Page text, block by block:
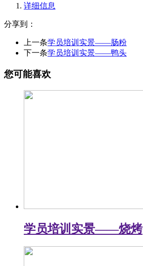
详细信息
分享到：
上一条学员培训实景——肠粉
下一条学员培训实景——鸭头
您可能喜欢
学员培训实景——烧烤